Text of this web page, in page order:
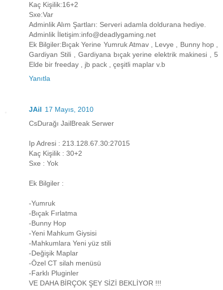
Kaç Kişilik:16+2
Sxe:Var
Adminlik Alım Şartları: Serveri adamla doldurana hediye.
Adminlik İletişim:info@deadlygaming.net
Ek Bilgiler:Bıçak Yerine Yumruk Atmav , Levye , Bunny hop ,
Gardiyan Stili , Gardiyana bıçak yerine elektrik makinesi , 5
Elde bir freeday , jb pack , çeşitli maplar v.b
Yanıtla
JAil 17 Mayıs, 2010
CsDurağı JailBreak Serwer
Ip Adresi : 213.128.67.30:27015
Kaç Kişilik : 30+2
Sxe : Yok
Ek Bilgiler :
-Yumruk
-Bıçak Fırlatma
-Bunny Hop
-Yeni Mahkum Giysisi
-Mahkumlara Yeni yüz stili
-Değişik Maplar
-Özel CT silah menüsü
-Farklı Pluginler
VE DAHA BİRÇOK ŞEY SİZİ BEKLİYOR !!!